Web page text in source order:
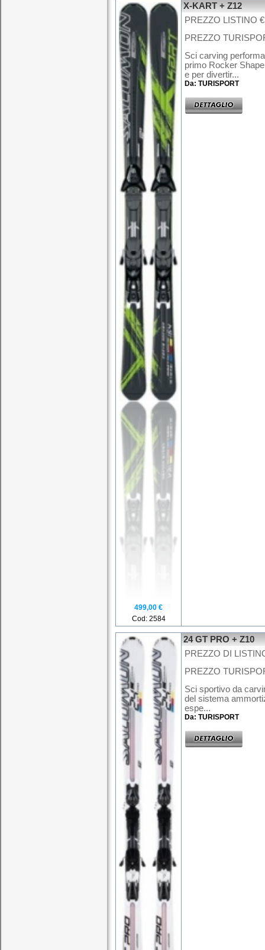
499,00 €
Cod: 2584
X-KART + Z12
PREZZO LISTINO
PREZZO
Sci carving
primo Rocker
e per divertir...
Da: TURISPORT
24 GT PRO + Z10
PREZZO DI
PREZZO
Sci sportivo da
del sistema
espe...
Da: TURISPORT